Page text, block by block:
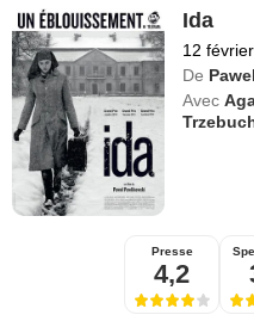
Ida
12
De
Avec
Presse
4,2